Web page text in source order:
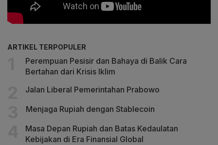
ARTIKEL TERPOPULER
Perempuan Pesisir dan Bahaya di Balik Cara
Bertahan dari Krisis Iklim
Jalan Liberal Pemerintahan Prabowo
Menjaga Rupiah dengan Stablecoin
Masa Depan Rupiah dan Batas Kedaulatan
Kebijakan di Era Finansial Global